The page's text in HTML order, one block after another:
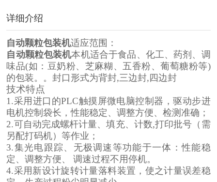
详细介绍
自动颗粒包装机适应范围：
自动颗粒包装机本机适合于食品、化工、药剂、调
味品(如：豆奶粉、芝麻糊、五香粉、葡萄糖粉等)
的包装。。封口形式为背封,三边封,四边封
技术特点
1.采用进口的PLC触摸屏微电脑控制器，驱动步进
电机控制袋长，性能稳定、调整方便、检测准确；
2.可自动完成螺杆计量、填充、计数,打印批号（需
另配打码机）等作业；
3.集光电跟踪、无极调速等功能于一体：性能稳
定、调整方便、 调速过程不用停机。
4.采用新设计旋转计量落料装置，使之计量误差稳